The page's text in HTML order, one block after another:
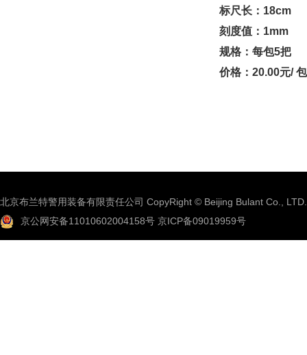
标尺长：18cm
刻度值：1mm
规格：每包5把
价格：20.00元/ 包
北京布兰特警用装备有限责任公司 CopyRight © Beijing Bulant Co., LTD.
京公网安备11010602004158号 京ICP备09019959号